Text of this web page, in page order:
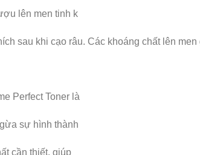
lên men tinh k
sau khi cạo râu. Các khoáng chất lên
Perfect Toner là
sự hình thành
cần thiết, giúp